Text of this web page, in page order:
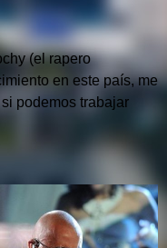
(el rapero
en este país, me
podemos trabajar